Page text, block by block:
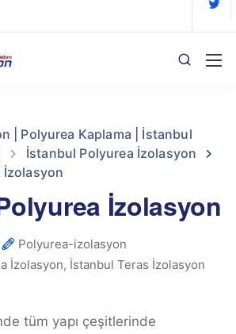
| Polyurea Kaplama | İstanbul
İstanbul Polyurea İzolasyon
İzolasyon
İzolasyon
Polyurea-izolasyon
İzolasyon, İstanbul Teras İzolasyon
tüm yapı çeşitlerinde